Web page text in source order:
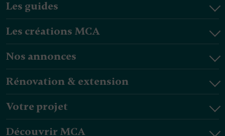
Les guides
Les créations MCA
Nos annonces
Rénovation & extension
Votre projet
Découvrir MCA